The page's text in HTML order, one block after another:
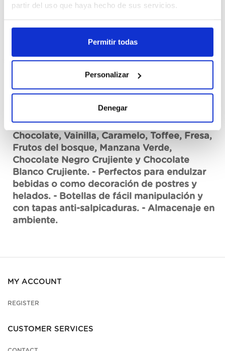
partir del uso que haya hecho de sus servicios.
Permitir todas
Personalizar
Denegar
Unavailable, request now
See data sheet
Description
Topping crujiente de chocolate blanco.
Beneficios: - Disponible en diversos sabores:
Chocolate, Vainilla, Caramelo, Toffee, Fresa,
Frutos del bosque, Manzana Verde,
Chocolate Negro Crujiente y Chocolate
Blanco Crujiente. - Perfectos para endulzar
bebidas o como decoración de postres y
helados. - Botellas de fácil manipulación y
con tapas anti-salpicaduras. - Almacenaje en
ambiente.
MY ACCOUNT
REGISTER
CUSTOMER SERVICES